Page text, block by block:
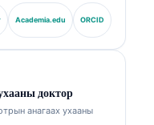
туршлагатай,
клиник
Kantesti AI
талаар эмнэлзүйн
Кляйн нь
лабораторийн
анагаах
Academia.edu ORCID
доктор
анагаах ухааны